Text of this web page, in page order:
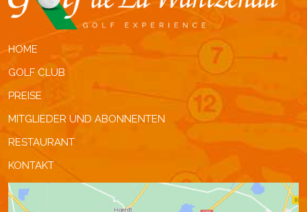
HOME
GOLF CLUB
PREISE
MITGLIEDER UND ABONNENTEN
RESTAURANT
KONTAKT